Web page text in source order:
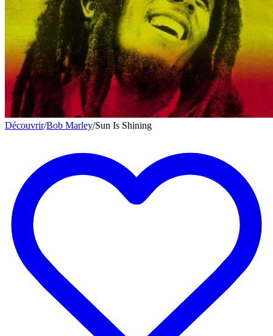
Découvrir/Bob Marley/Sun Is Shining